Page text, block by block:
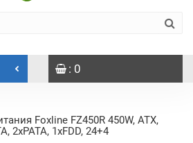
: 0
Foxline FZ450R 450W, ATX,
2xPATA, 1xFDD, 24+4